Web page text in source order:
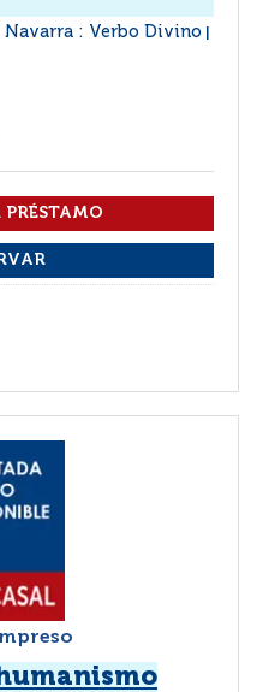
Navarra : Verbo Divino